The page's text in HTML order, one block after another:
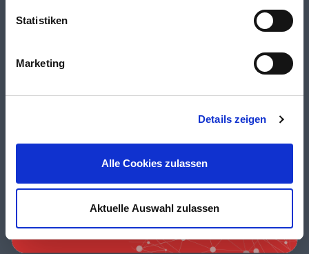
Statistiken
Marketing
Details zeigen
Alle Cookies zulassen
Aktuelle Auswahl zulassen